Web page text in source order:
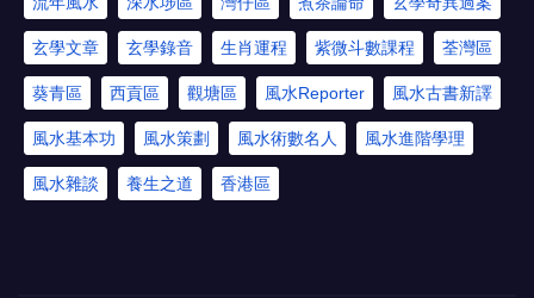
玄學文章 玄學錄音 生肖運程 紫微斗數課程 荃灣區
葵青區 西貢區 觀塘區 風水Reporter 風水古書新譯
風水基本功 風水策劃 風水術數名人 風水進階學理
風水雜談 養生之道 香港區